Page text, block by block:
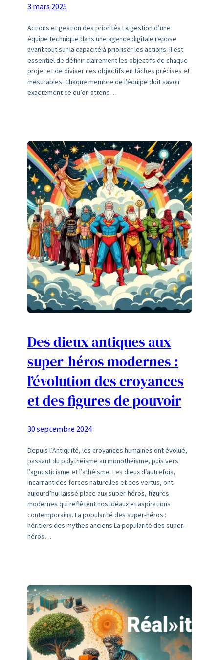
3 mars 2025
Actions et gestion des priorités La gestion d’une
équipe technique dans une agence digitale repose
avant tout sur la capacité à prioriser les actions. Il est
essentiel de définir clairement les objectifs de chaque
projet et de diviser ces objectifs en tâches précises et
mesurables. Chaque membre de l’équipe doit savoir
exactement ce qu’on attend…
Des dieux antiques aux
super-héros modernes :
l’évolution des croyances
et des figures de pouvoir
30 septembre 2024
Depuis l’Antiquité, les croyances humaines ont évolué,
passant du polythéisme au monothéisme, puis vers
l’agnosticisme et l’athéisme. Les dieux d’autrefois,
incarnant des forces naturelles et des vertus, ont
aujourd’hui laissé place aux super-héros, figures
modernes qui reflètent nos idéaux et aspirations
contemporains. La popularité des super-héros :
héritiers des mythes anciens La popularité des super-
héros…